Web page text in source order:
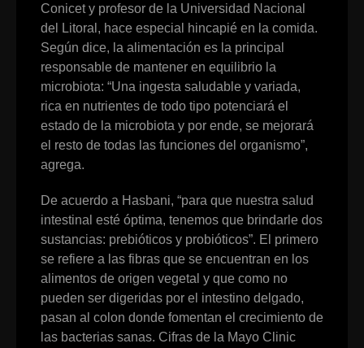
Conicet y profesor de la Universidad Nacional
del Litoral, hace especial hincapié en la comida.
Según dice, la alimentación es la principal
responsable de mantener en equilibrio la
microbiota: “Una ingesta saludable y variada,
rica en nutrientes de todo tipo potenciará el
estado de la microbiota y por ende, se mejorará
el resto de todas las funciones del organismo”,
agrega.
De acuerdo a Hasbani, “para que nuestra salud
intestinal esté óptima, tenemos que brindarle dos
sustancias: prebióticos y probióticos”. El primero
se refiere a las fibras que se encuentran en los
alimentos de origen vegetal y que como no
pueden ser digeridas por el intestino delgado,
pasan al colon donde fomentan el crecimiento de
las bacterias sanas. Cifras de la Mayo Clinic